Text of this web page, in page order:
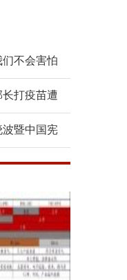
不会害怕
打疫苗遭
波暨中国宪